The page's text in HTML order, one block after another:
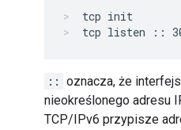
tcp init
tcp listen ::
:: oznacza, że interfejs
nieokreślonego adresu
TCP/IPv6 przypisze